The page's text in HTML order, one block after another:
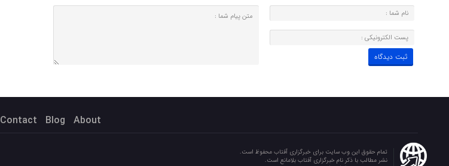
About
Blog
Contact
تمام حقوق این وب سایت برای خبرگزاری آفتاب محفوظ است.
نشر مطالب با ذکر نام خبرگزاری آفتاب بلامانع است.